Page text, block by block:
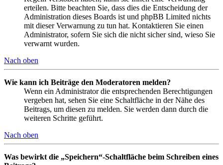
erteilen. Bitte beachten Sie, dass dies die Entscheidung der
Administration dieses Boards ist und phpBB Limited nichts
mit dieser Verwarnung zu tun hat. Kontaktieren Sie einen
Administrator, sofern Sie sich die nicht sicher sind, wieso Sie
verwarnt wurden.
Nach oben
Wie kann ich Beiträge den Moderatoren melden?
Wenn ein Administrator die entsprechenden Berechtigungen
vergeben hat, sehen Sie eine Schaltfläche in der Nähe des
Beitrags, um diesen zu melden. Sie werden dann durch die
weiteren Schritte geführt.
Nach oben
Was bewirkt die „Speichern“-Schaltfläche beim Schreiben eines